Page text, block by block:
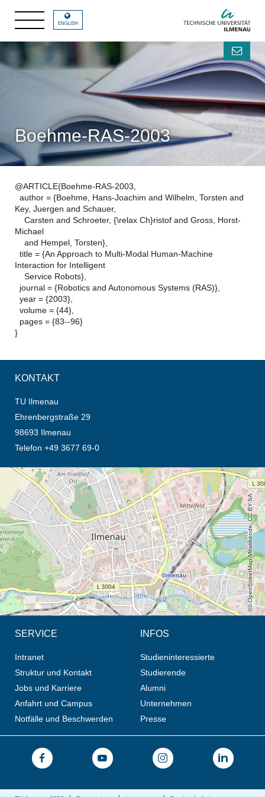
ENGLISH
Boehme-RAS-2003
@ARTICLE{Boehme-RAS-2003,
author = {Boehme, Hans-Joachim and Wilhelm, Torsten and
Key, Juergen and Schauer,
Carsten and Schroeter, {\relax Ch}ristof and Gross, Horst-
Michael
and Hempel, Torsten},
title = {An Approach to Multi-Modal Human-Machine
Interaction for Intelligent
Service Robots},
journal = {Robotics and Autonomous Systems (RAS)},
year = {2003},
volume = {44},
pages = {83--96}
}
KONTAKT
TU Ilmenau
Ehrenbergstraße 29
98693 Ilmenau
Telefon +49 3677 69-0
Öffnet die Anfahrtsbeschreibung in neuem Tab (Karte)
© OpenStreetMap-Mitwirkende, CC BY-SA
SERVICE
Intranet
Struktur und Kontakt
Jobs und Karriere
Anfahrt und Campus
Notfälle und Beschwerden
INFOS
Studieninteressierte
Studierende
Alumni
Unternehmen
Presse